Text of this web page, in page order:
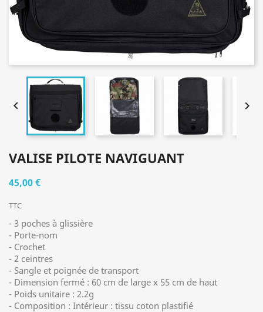
 
VALISE PILOTE NAVIGUANT
45,00 €
TTC
- 3 poches à glissière
- Porte-nom
- Crochet
- 2 ceintres
- Sangle et poignée de transport
- Dimension fermé : 60 cm de large x 55 cm de haut
- Poids unitaire : 2.2g
- Composition : Intérieur : tissu coton plastifié